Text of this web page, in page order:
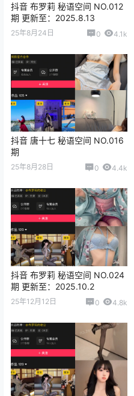
抖音 布罗莉 秘语空间 NO.012
期 更新至：2025.8.13
25年8月24日 0 4.1k
抖音 唐十七 秘语空间 NO.016
期
25年8月28日 0 4.4k
抖音 布罗莉 秘语空间 NO.024
期 更新至：2025.10.2
25年12月12日 0 4.8k